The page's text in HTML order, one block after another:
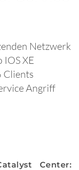
Netzwerk
IOS XE
Clients
Angriff
Center: